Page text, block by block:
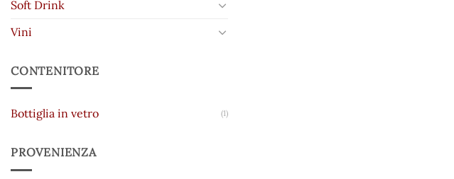
Soft Drink
Vini
CONTENITORE
Bottiglia in vetro (1)
PROVENIENZA